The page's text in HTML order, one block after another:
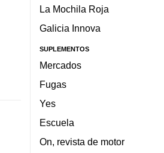
La Mochila Roja
Galicia Innova
SUPLEMENTOS
Mercados
Fugas
Yes
Escuela
On, revista de motor